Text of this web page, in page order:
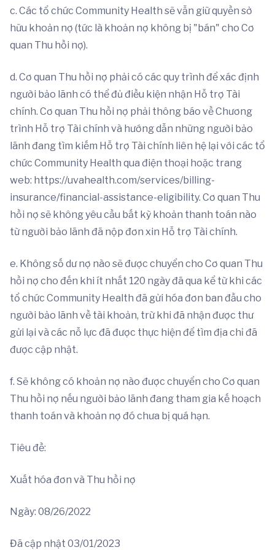
c. Các tổ chức Community Health sẽ vẫn giữ quyền sở
hữu khoản nợ (tức là khoản nợ không bị "bán" cho Cơ
quan Thu hồi nợ).
d. Cơ quan Thu hồi nợ phải có các quy trình để xác định
người bảo lãnh có thể đủ điều kiện nhận Hỗ trợ Tài
chính. Cơ quan Thu hồi nợ phải thông báo về Chương
trình Hỗ trợ Tài chính và hướng dẫn những người bảo
lãnh đang tìm kiếm Hỗ trợ Tài chính liên hệ lại với các tổ
chức Community Health qua điện thoại hoặc trang
web: https://uvahealth.com/services/billing-
insurance/financial-assistance-eligibility. Cơ quan Thu
hồi nợ sẽ không yêu cầu bất kỳ khoản thanh toán nào
từ người bảo lãnh đã nộp đơn xin Hỗ trợ Tài chính.
e. Không số dư nợ nào sẽ được chuyển cho Cơ quan Thu
hồi nợ cho đến khi ít nhất 120 ngày đã qua kể từ khi các
tổ chức Community Health đã gửi hóa đơn ban đầu cho
người bảo lãnh về tài khoản, trừ khi đã nhận được thư
gửi lại và các nỗ lực đã được thực hiện để tìm địa chỉ đã
được cập nhật.
f. Sẽ không có khoản nợ nào được chuyển cho Cơ quan
Thu hồi nợ nếu người bảo lãnh đang tham gia kế hoạch
thanh toán và khoản nợ đó chưa bị quá hạn.
Tiêu đề:
Xuất hóa đơn và Thu hồi nợ
Ngày: 08/26/2022
Đã cập nhật 03/01/2023